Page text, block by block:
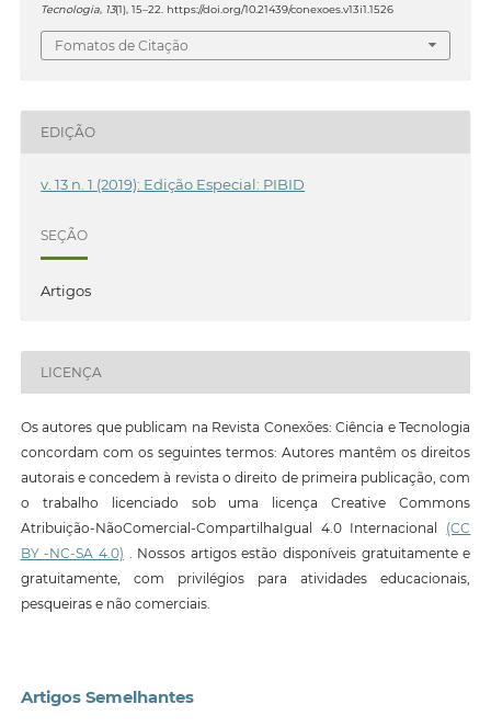
Tecnologia, 13(1), 15–22. https://doi.org/10.21439/conexoes.v13i1.1526
Fomatos de Citação
EDIÇÃO
v. 13 n. 1 (2019): Edição Especial: PIBID
SEÇÃO
Artigos
LICENÇA
Os autores que publicam na Revista Conexões: Ciência e Tecnologia
concordam com os seguintes termos: Autores mantêm os direitos
autorais e concedem à revista o direito de primeira publicação, com
o trabalho licenciado sob uma licença Creative Commons
Atribuição-NãoComercial-CompartilhaIgual 4.0 Internacional (CC
BY -NC-SA 4.0) . Nossos artigos estão disponíveis gratuitamente e
gratuitamente, com privilégios para atividades educacionais,
pesqueiras e não comerciais.
Artigos Semelhantes